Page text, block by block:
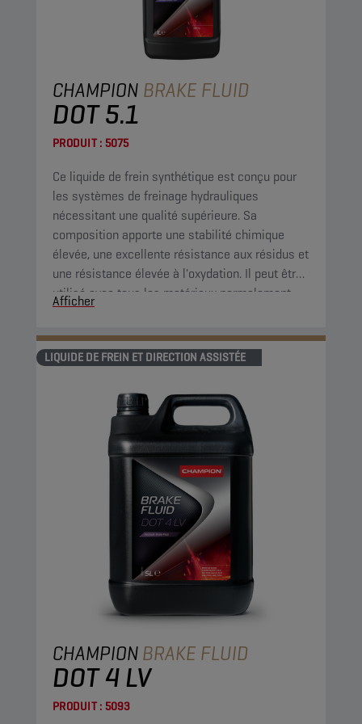
CHAMPION BRAKE FLUID
DOT 5.1
PRODUIT : 5075
Ce liquide de frein synthétique est conçu pour
les systèmes de freinage hydrauliques
nécessitant une qualité supérieure. Sa
composition apporte une stabilité chimique
élevée, une excellente résistance aux résidus et
une résistance élevée à l'oxydation. Il peut être
utilisé avec tous les matériaux normalement
utilisés dans les systèmes de freinage.
Afficher
LIQUIDE DE FREIN ET DIRECTION ASSISTÉE
CHAMPIONBRAKE FLUID
DOT 4 LV
PRODUIT : 5093